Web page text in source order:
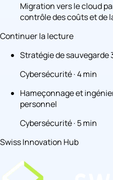
Migration vers le cloud
contrôle des coûts et de
Continuer la lecture
Stratégie de sauvegarde
Cybersécurité · 4 min
Hameçonnage et
personnel
Cybersécurité · 5 min
Swiss Innovation Hub